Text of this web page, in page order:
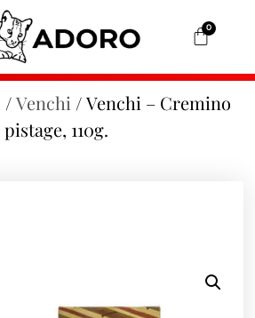
0
/Venchi / Venchi – Cremino
pistage, 110g.